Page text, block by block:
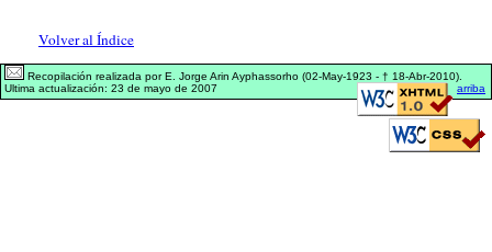
Volver al Índice
Recopilación realizada por E. Jorge Arin Ayphassorho (02-May-1923 - † 18-Abr-2010).
arriba
Ultima actualización: 23 de mayo de 2007